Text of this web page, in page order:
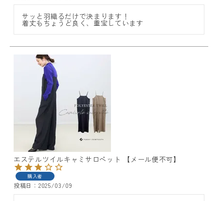
サッと羽織るだけで決まります！
着丈もちょうど良く、重宝しています
エステルツイルキャミサロペット 【メール便不可】
購入者
投稿日 2025/03/09